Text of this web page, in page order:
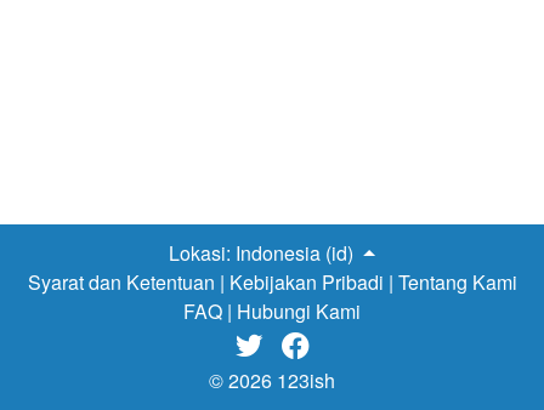
Lokasi: Indonesia (id)
Syarat dan Ketentuan | Kebijakan Pribadi | Tentang Kami
FAQ | Hubungi Kami
 
© 2026 123ish